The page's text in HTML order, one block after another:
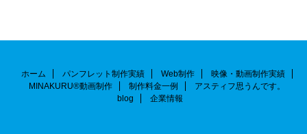
ホーム パンフレット制作実績 Web制作
映像・動画制作実績
MINAKURU®動画制作
制作料金一例
アスティフ思うんです。
blog
企業情報